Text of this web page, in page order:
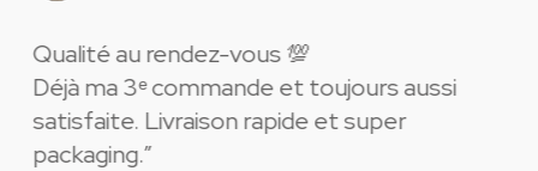
Qualité au rendez-vous 💯
Déjà ma 3ᵉ commande et toujours aussi
satisfaite. Livraison rapide et super
packaging.”